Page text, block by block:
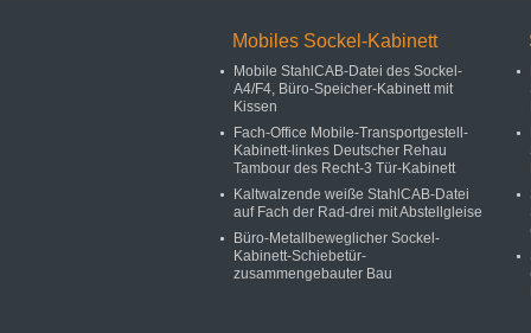
Mobiles Sockel-Kabinett
Mobile StahlCAB-Datei des Sockel-
A4/F4, Büro-Speicher-Kabinett mit
Kissen
Fach-Office Mobile-Transportgestell-
Kabinett-linkes Deutscher Rehau
Tambour des Recht-3 Tür-Kabinett
Kaltwalzende weiße StahlCAB-Datei
auf Fach der Rad-drei mit Abstellgleise
Büro-Metallbeweglicher Sockel-
Kabinett-Schiebetür-
zusammengebauter Bau